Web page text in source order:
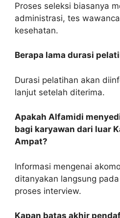
Proses seleksi biasanya
administrasi, tes
kesehatan.
Berapa lama durasi
Durasi pelatihan akan
lanjut setelah diterima.
Apakah Alfamidi
bagi karyawan dari luar
Ampat?
Informasi mengenai
ditanyakan langsung
proses interview.
Kapan batas akhir